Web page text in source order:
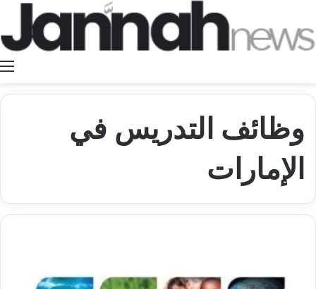
وظائف التدريس في
الإمارات